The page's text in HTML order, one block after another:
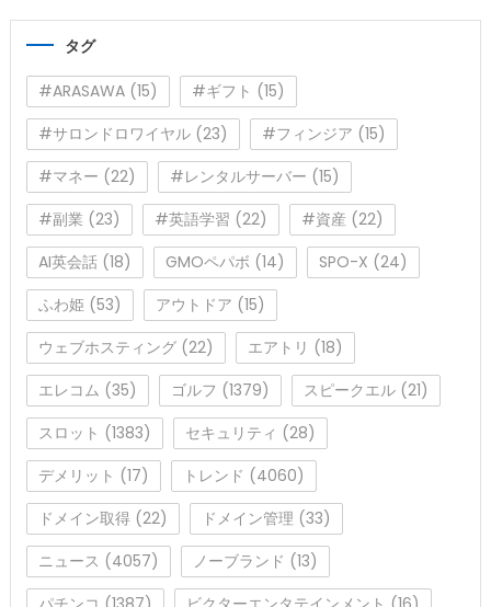
タグ
#ARASAWA(15) #ギフト (15)
#サロンドロワイヤル(23) #フィンジア (15)
#マネー (22) #レンタルサーバー (15)
#副業 (23) #英語学習 (22) #資産 (22)
AI英会話(18) GMOペパボ (14) SPO-X (24)
ふわ姫(53) アウトドア (15)
ウェブホスティング(22) エアトリ (18)
エレコム (35) ゴルフ (1379) スピークエル(21)
スロット (1383) セキュリティ (28)
デメリット (17) トレンド (4060)
ドメイン取得(22) ドメイン管理(33)
ニュース (4057) ノーブランド (13)